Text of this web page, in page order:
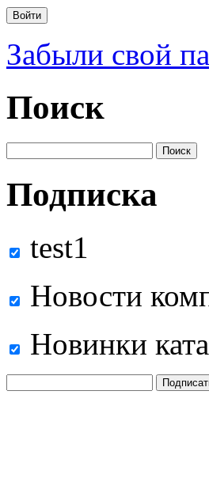
Забыли свой
Поиск
Подписка
test1
Новости
Новинки